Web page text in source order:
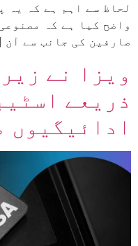
لحاظ سے اہم ہے کہ یہ
واضح کیا ہے کہ
صارفین کی جانب سے آن
ویزا نے
ذریعے
ادائیگیوں